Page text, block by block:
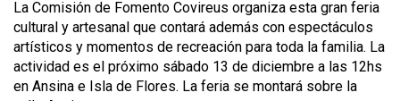
La Comisión de Fomento Covireus organiza esta gran feria
cultural y artesanal que contará además con espectáculos
artísticos y momentos de recreación para toda la familia. La
actividad es el próximo sábado 13 de diciembre a las 12hs
en Ansina e Isla de Flores. La feria se montará sobre la